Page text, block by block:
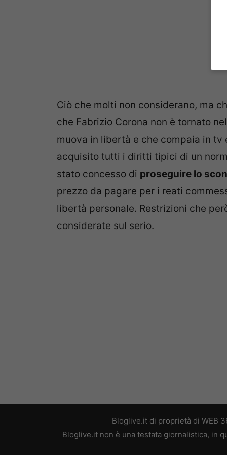
Ciò che molti non considerano, ma
che Fabrizio Corona non è tornato
muova in libertà e che compaia in
acquisito tutti i diritti tipici di un
stato concesso di proseguire lo
prezzo da pagare per i reati
libertà personale. Restrizioni che
considerate sul serio.
Bloglive.it di proprietà di WEB
Bloglive.it non è una testata giornalistica, in